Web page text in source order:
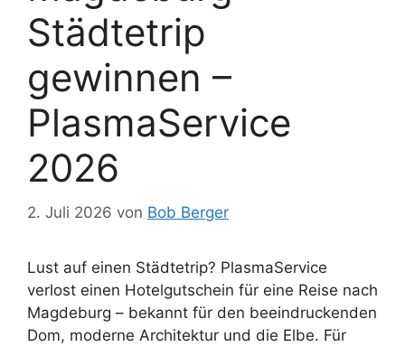
Städtetrip
gewinnen –
PlasmaService
2026
2. Juli 2026 von Bob Berger
Lust auf einen Städtetrip? PlasmaService
verlost einen Hotelgutschein für eine Reise nach
Magdeburg – bekannt für den beeindruckenden
Dom, moderne Architektur und die Elbe. Für